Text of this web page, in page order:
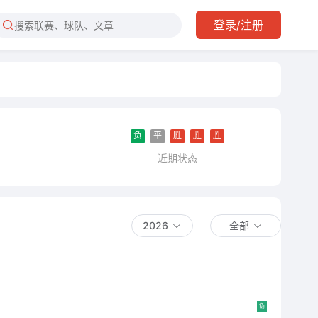
登录/注册
负 平 胜 胜 胜
近期状态
2026 全部
负